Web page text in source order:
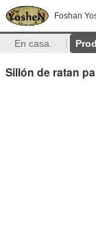
Foshan
En casa.
Sillón de ratan